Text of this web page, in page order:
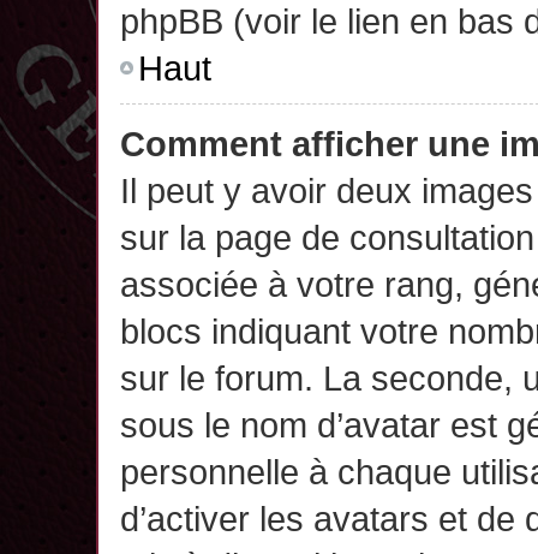
phpBB (voir le lien en bas
Haut
Comment afficher une
Il peut y avoir deux
sur la page de
associée à votre rang,
blocs indiquant votre
sur le forum. La seconde,
sous le nom d’avatar est
personnelle à chaque
d’activer les avatars et de